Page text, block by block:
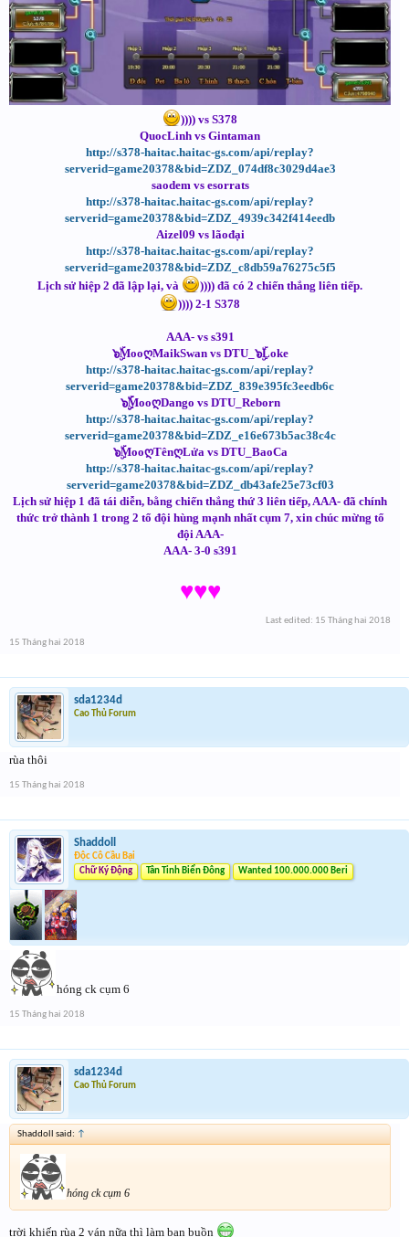
)))) vs S378
QuocLinh vs Gintaman
http://s378-haitac.haitac-gs.com/api/replay?
serverid=game20378&bid=ZDZ_074df8c3029d4ae3
saodem vs esorrats
http://s378-haitac.haitac-gs.com/api/replay?
serverid=game20378&bid=ZDZ_4939c342f414eedb
Aizel09 vs lãođại
http://s378-haitac.haitac-gs.com/api/replay?
serverid=game20378&bid=ZDZ_c8db59a76275c5f5
Lịch sử hiệp 2 đã lập lại, và
)))) đã có 2 chiến thắng liên tiếp.
)))) 2-1 S378
AAA- vs s391
๖ۣۜMooღMaikSwan vs DTU_๖ۣۜLoke
http://s378-haitac.haitac-gs.com/api/replay?
serverid=game20378&bid=ZDZ_839e395fc3eedb6c
๖ۣۣۜۜMooღDango vs DTU_Reborn
http://s378-haitac.haitac-gs.com/api/replay?
serverid=game20378&bid=ZDZ_e16e673b5ac38c4c
๖ۣۜMooღTênღLửa vs DTU_BaoCa
http://s378-haitac.haitac-gs.com/api/replay?
serverid=game20378&bid=ZDZ_db43afe25e73cf03
Lịch sử hiệp 1 đã tái diễn, bằng chiến thắng thứ 3 liên tiếp, AAA- đã chính
thức trở thành 1 trong 2 tổ đội hùng mạnh nhất cụm 7, xin chúc mừng tổ
đội AAA-
AAA- 3-0 s391
♥♥♥
Last edited: 15 Tháng hai 2018
15 Tháng hai 2018
sda1234d
Cao Thủ Forum
rùa thôi
15 Tháng hai 2018
Shaddoll
Độc Cô Cầu Bại
Chữ Ký Động
Tân Tinh Biển Đông Wanted 100.000.000 Beri
hóng ck cụm 6
15 Tháng hai 2018
sda1234d
Cao Thủ Forum
Shaddoll said: ↑
hóng ck cụm 6
trời khiến rùa 2 ván nữa thì làm bạn buồn